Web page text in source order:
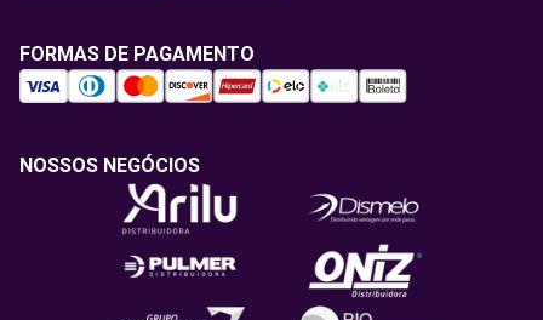
FORMAS DE PAGAMENTO
NOSSOS NEGÓCIOS